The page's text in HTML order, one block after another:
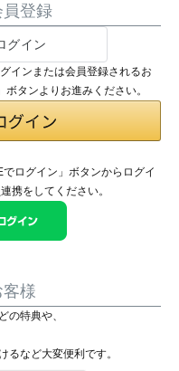
登録
インまたは会員登録されるお
タンよりお進みください。
ログイン」ボタンからログイ
携をしてください。
様
の特典や、
るなど大変便利です。